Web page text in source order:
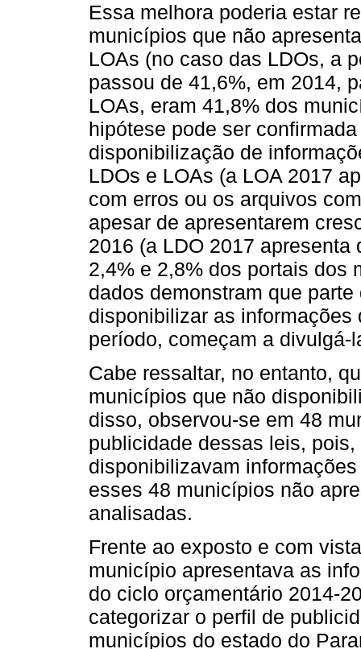
Essa melhora poderia estar
municípios que não
LOAs (no caso das LDOs, a
passou de 41,6%, em 2014,
LOAs, eram 41,8% dos
hipótese pode ser
disponibilização de
LDOs e LOAs (a LOA 2017
com erros ou os arquivos
apesar de apresentarem
2016 (a LDO 2017
2,4% e 2,8% dos portais dos
dados demonstram que
disponibilizar as
período, começam a divulgá-
Cabe ressaltar, no entanto,
municípios que não
disso, observou-se em 48
publicidade dessas leis,
disponibilizavam
esses 48 municípios não
analisadas.
Frente ao exposto e com
município apresentava as
do ciclo orçamentário 2014-
categorizar o perfil de
municípios do estado do